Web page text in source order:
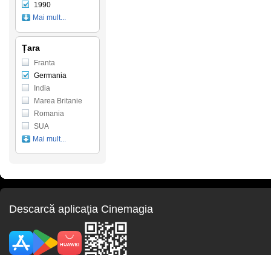
1990
Mai mult...
Țara
Franta
Germania
India
Marea Britanie
Romania
SUA
Mai mult...
Descarcă aplicaţia Cinemagia